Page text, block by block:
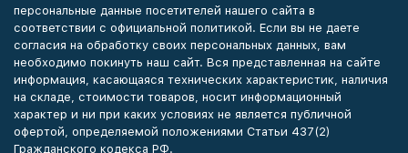
персональные данные посетителей нашего сайта в
соответствии с официальной политикой. Если вы не даете
согласия на обработку своих персональных данных, вам
необходимо покинуть наш сайт. Вся представленная на сайте
информация, касающаяся технических характеристик, наличия
на складе, стоимости товаров, носит информационный
характер и ни при каких условиях не является публичной
офертой, определяемой положениями Статьи 437(2)
Гражданского кодекса РФ.